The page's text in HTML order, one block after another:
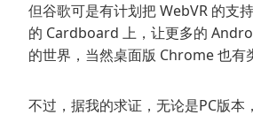
但谷歌可是有计划把 WebVR 的支
的 Cardboard 上，让更多的
的世界，当然桌面版 Chrome 也有
不过，据我的求证，无论是PC版